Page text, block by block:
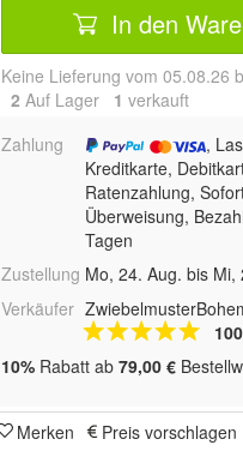
In den
Keine Lieferung vom 05.08.26
2 Auf Lager 1 verkauft
Zahlung
,
Kreditkarte,
Ratenzahlung,
Überweisung,
Tagen
Zustellung Mo, 24. Aug. bis Mi,
Verkäufer
10% Rabatt ab 79,00 €
Merken Preis vorschlagen